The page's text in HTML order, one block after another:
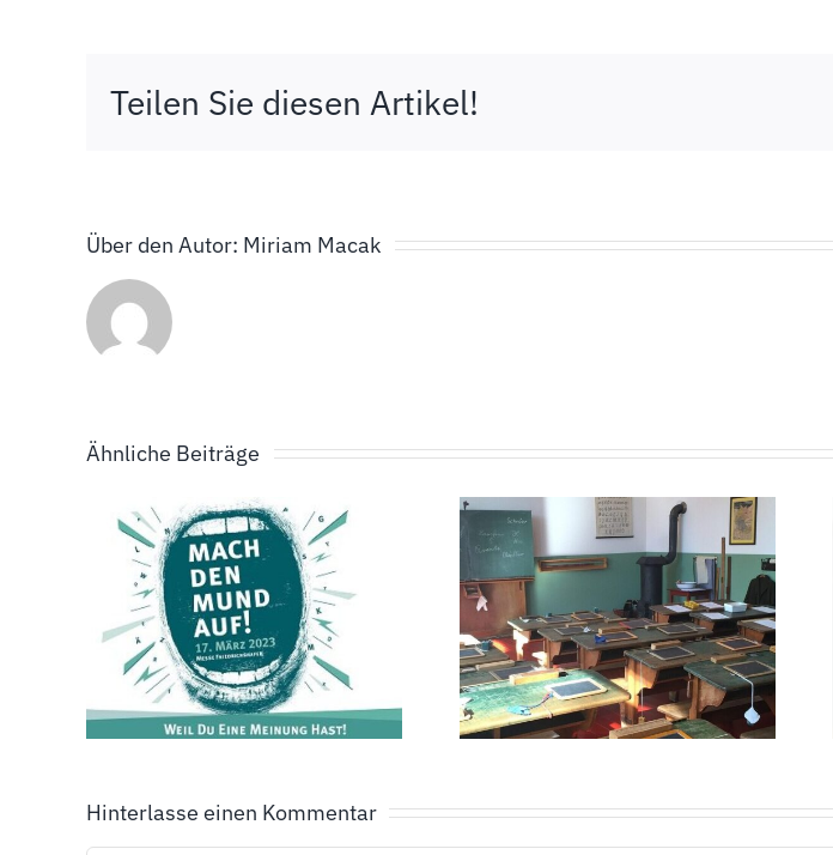
Teilen Sie diesen Artikel!
Über den Autor: Miriam Macak
Ähnliche Beiträge
Anne-Frank-
Woche im
Bodenseekreis
Jugendbefragung
zwischen
Stufenbarren
und Reck –
Demokratie und
Hinterlasse einen Kommentar